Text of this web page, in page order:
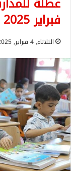
فبراير 2025
الثلاثاء, 4 فبراير, 2025